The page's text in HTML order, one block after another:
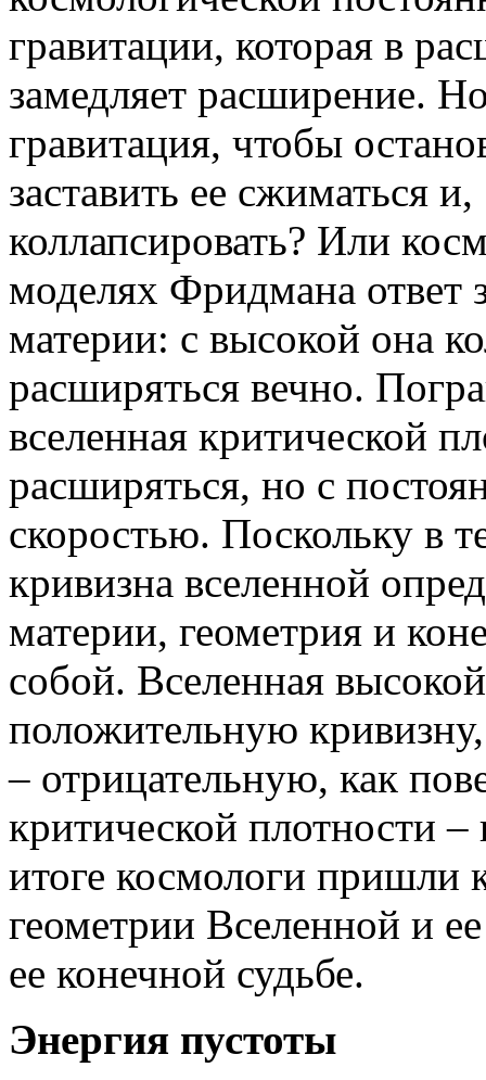
гравитации, которая в
замедляет расширение.
гравитация, чтобы
заставить ее сжиматься
коллапсировать? Или
моделях Фридмана ответ
материи: с высокой она
расширяться вечно.
вселенная критической
расширяться, но с
скоростью. Поскольку в
кривизна вселенной
материи, геометрия и
собой. Вселенная
положительную
– отрицательную, как
критической плотности
итоге космологи пришли
геометрии Вселенной и
ее конечной судьбе.
Энергия пустоты